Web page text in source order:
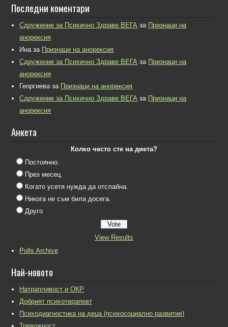
Последни коментари
Сдружение за Психично Здраве ВЕГА за Признаци на
анорексия
Иназа Признаци на анорексия
Сдружение за Психично Здраве ВЕГА за Признаци на
анорексия
Георгиеваза Признаци на анорексия
Сдружение за Психично Здраве ВЕГА за Признаци на
анорексия
Анкета
Колко често сте на диета?
Постоянно.
През месец.
Когато усетя нужда да отслабна.
Никога не съм била досега.
Друго
View Results
Polls Archive
Най-новото
Натрапливост и ОКР
Добрият психотерапевт
Психодиагностика на деца (психосоциално развитие)